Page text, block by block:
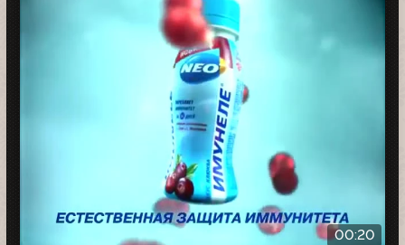
00:20